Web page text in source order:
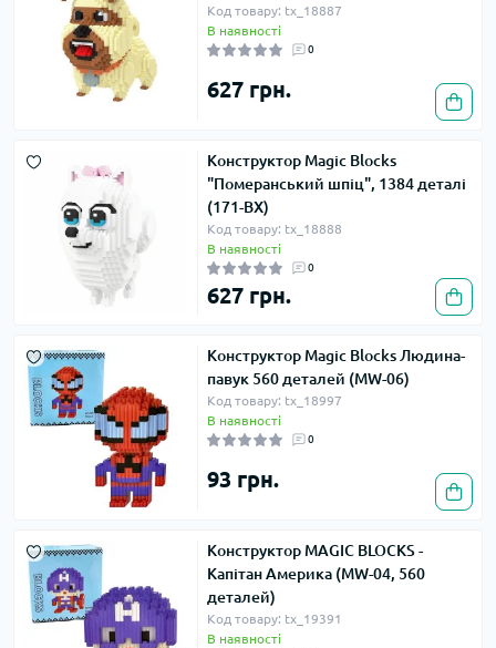
Код товару: tx_18887
В наявності
0
627 грн.
Конструктор Magic Blocks
"Померанський шпіц", 1384 деталі
(171-BX)
Код товару: tx_18888
В наявності
0
627 грн.
Конструктор Magic Blocks Людина-
павук 560 деталей (MW-06)
Код товару: tx_18997
В наявності
0
93 грн.
Конструктор MAGIC BLOCKS -
Капітан Америка (MW-04, 560
деталей)
Код товару: tx_19391
В наявності